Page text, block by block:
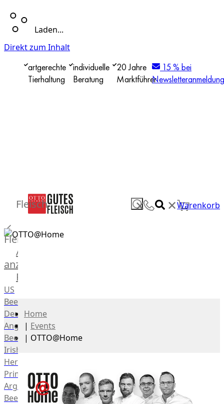
Laden...
Direkt zum Inhalt
artgerechte
Tierhaltung
individuelle
Beratung
20 Jahre
Marktführer
15 % bei
Newsletteranmeldung
✕ ✕Warenkorb
Fleisch
Fleisch
Alle
anzeigen
Rind
US
Beef
Deutsches
Angus
Beef
Irish
Hereford
Prime
Argentina
Beef
Home
| Events
| OTTO@Home